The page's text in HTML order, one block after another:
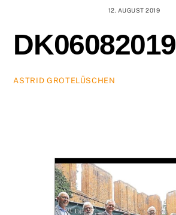
12. AUGUST 2019
DK06082019
ASTRID GROTELÜSCHEN